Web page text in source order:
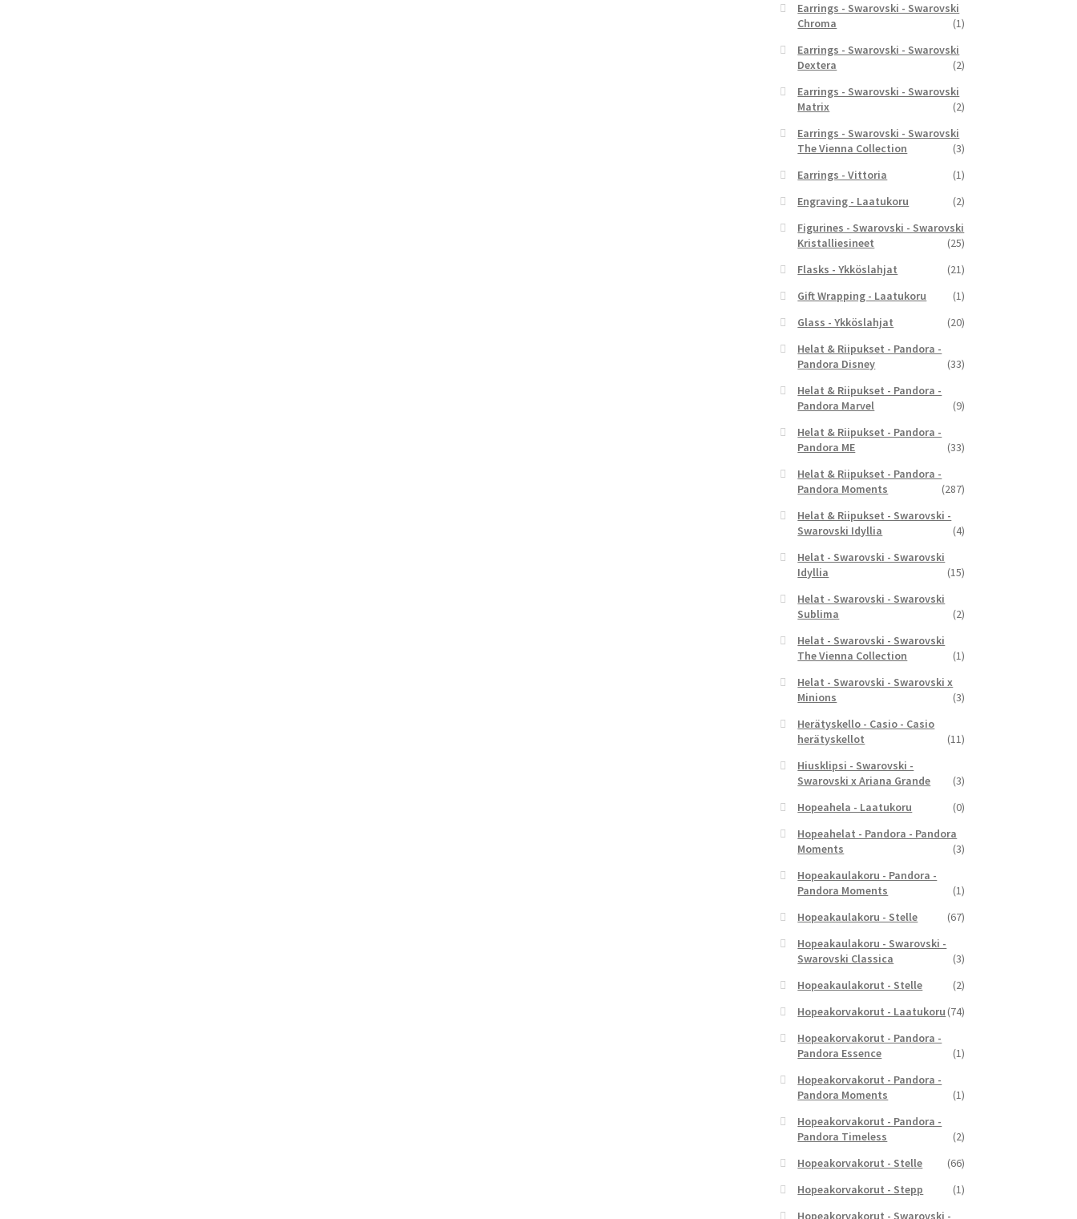
Earrings - Swarovski - Swarovski
Chroma
(1)
Earrings - Swarovski - Swarovski
Dextera
(2)
Earrings - Swarovski - Swarovski
Matrix
(2)
Earrings - Swarovski - Swarovski
The Vienna Collection
(3)
Earrings - Vittoria
(1)
Engraving - Laatukoru
(2)
Figurines - Swarovski - Swarovski
Kristalliesineet
(25)
Flasks - Ykköslahjat
(21)
Gift Wrapping - Laatukoru
(1)
Glass - Ykköslahjat
(20)
Helat & Riipukset - Pandora -
Pandora Disney
(33)
Helat & Riipukset - Pandora -
Pandora Marvel
(9)
Helat & Riipukset - Pandora -
Pandora ME
(33)
Helat & Riipukset - Pandora -
Pandora Moments
(287)
Helat & Riipukset - Swarovski -
Swarovski Idyllia
(4)
Helat - Swarovski - Swarovski
Idyllia
(15)
Helat - Swarovski - Swarovski
Sublima
(2)
Helat - Swarovski - Swarovski
The Vienna Collection
(1)
Helat - Swarovski - Swarovski x
Minions
(3)
Herätyskello - Casio - Casio
herätyskellot
(11)
Hiusklipsi - Swarovski -
Swarovski x Ariana Grande
(3)
Hopeahela - Laatukoru
(0)
Hopeahelat - Pandora - Pandora
Moments
(3)
Hopeakaulakoru - Pandora -
Pandora Moments
(1)
Hopeakaulakoru - Stelle
(67)
Hopeakaulakoru - Swarovski -
Swarovski Classica
(3)
Hopeakaulakorut - Stelle
(2)
Hopeakorvakorut - Laatukoru (74)
Hopeakorvakorut - Pandora -
Pandora Essence
(1)
Hopeakorvakorut - Pandora -
Pandora Moments
(1)
Hopeakorvakorut - Pandora -
Pandora Timeless
(2)
Hopeakorvakorut - Stelle
(66)
Hopeakorvakorut - Stepp
(1)
Hopeakorvakorut - Swarovski -